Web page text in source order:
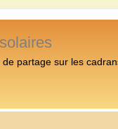
partage sur les